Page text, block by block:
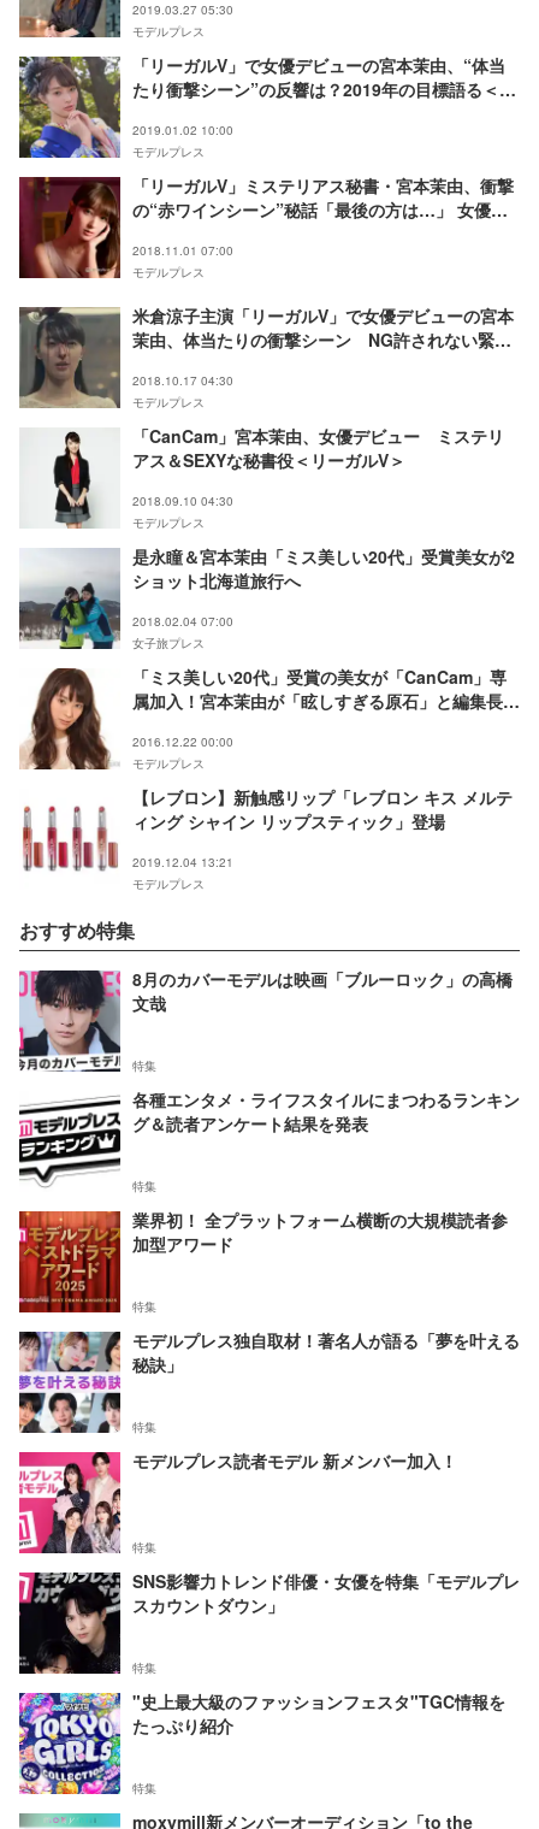
2019.03.27 05:30
モデルプレス
「リーガルV」で女優デビューの宮本茉由、“体当
たり衝撃シーン”の反響は？2019年の目標語る＜モ
2019.01.02 10:00
モデルプレス
「リーガルV」ミステリアス秘書・宮本茉由、衝撃
の“赤ワインシーン”秘話「最後の方は…」 女優デ
タビュー＞
2018.11.01 07:00
モデルプレス
米倉涼子主演「リーガルV」で女優デビューの宮本
茉由、体当たりの衝撃シーン NG許されない緊張
2018.10.17 04:30
モデルプレス
「CanCam」宮本茉由、女優デビュー ミステリ
アス＆SEXYな秘書役＜リーガルV＞
2018.09.10 04:30
モデルプレス
是永瞳＆宮本茉由「ミス美しい20代」受賞美女が2
ショット北海道旅行へ
2018.02.04 07:00
女子旅プレス
「ミス美しい20代」受賞の美女が「CanCam」専
属加入！宮本茉由が「眩しすぎる原石」と編集長も
2016.12.22 00:00
モデルプレス
【レブロン】新触感リップ「レブロン キス メルテ
ィング シャイン リップスティック」登場
2019.12.04 13:21
モデルプレス
おすすめ特集
8月のカバーモデルは映画「ブルーロック」の高橋
文哉
特集
各種エンタメ・ライフスタイルにまつわるランキン
グ＆読者アンケート結果を発表
特集
業界初！ 全プラットフォーム横断の大規模読者参
加型アワード
特集
モデルプレス独自取材！著名人が語る「夢を叶える
秘訣」
特集
モデルプレス読者モデル 新メンバー加入！
特集
SNS影響力トレンド俳優・女優を特集「モデルプレ
スカウントダウン」
特集
"史上最大級のファッションフェスタ"TGC情報を
たっぷり紹介
特集
moxymill新メンバーオーディション「to the